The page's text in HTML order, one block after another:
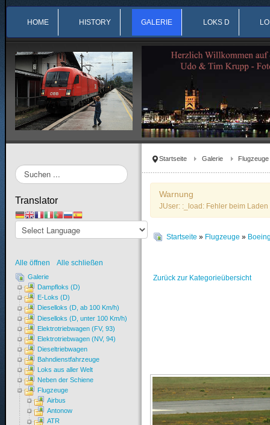
HOME HISTORY GALERIE LOKS D
Startseite Galerie Flugzeuge
Warnung
JUser: :_load: Fehler beim
Startseite » Flugzeuge »
Zurück zur Kategorieübersicht
Suchen
...
Translator
Alle öffnen Alle schließen
Galerie
Dampfloks (D)
E-Loks (D)
Dieselloks (D, ab 100 Km/h)
Dieselloks (D, unter 100 Km/h)
Elektrotriebwagen (FV, 93)
Elektrotriebwagen (NV, 94)
Dieseltriebwagen
Bahndienstfahrzeuge
Loks aus aller Welt
Neben der Schiene
Flugzeuge
Airbus
Antonow
ATR